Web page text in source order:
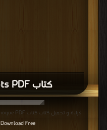
كتاب Trois escargots PDF
قراءة و تحميل كتاب كتاب Monsieur le phoque PDF مجانا | مكتبة >
Download Free